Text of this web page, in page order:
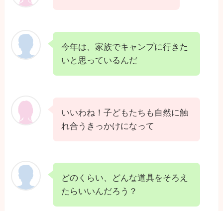
今年は、家族でキャンプに行きた
いと思っているんだ
いいわね！子どもたちも自然に触
れ合うきっかけになって
どのくらい、どんな道具をそろえ
たらいいんだろう？